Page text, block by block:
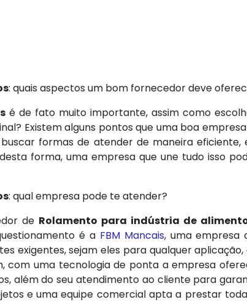
: quais aspectos um bom fornecedor deve
é de fato muito importante, assim como
Existem alguns pontos que uma boa
formas de atender de maneira
forma, uma empresa que une tudo isso
: qual empresa pode te atender?
de Rolamento para indústria de
é a FBM Mancais, uma empresa
exigentes, sejam eles para qualquer
com uma tecnologia de ponta a empresa
além do seu atendimento ao cliente para
e uma equipe comercial apta a prestar